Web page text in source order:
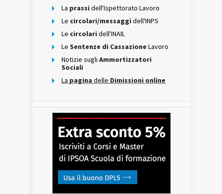
La prassi dell'Ispettorato Lavoro
Le circolari/messaggi dell'INPS
Le circolari dell'INAIL
Le Sentenze di Cassazione Lavoro
Notizie sugli Ammortizzatori
Sociali
La pagina delle Dimissioni online